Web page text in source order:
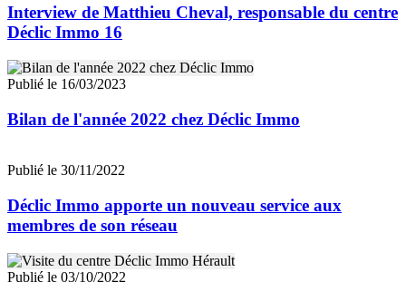
Interview de Matthieu Cheval, responsable du centre
Déclic Immo 16
Publié le 16/03/2023
Bilan de l'année 2022 chez Déclic Immo
Publié le 30/11/2022
Déclic Immo apporte un nouveau service aux
membres de son réseau
Publié le 03/10/2022